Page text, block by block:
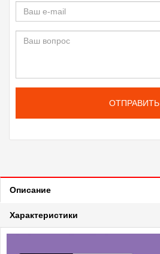
ОТПРАВИТЬ
Описание
Характеристики